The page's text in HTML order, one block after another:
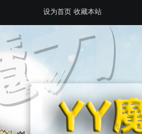
设为首页 收藏本站